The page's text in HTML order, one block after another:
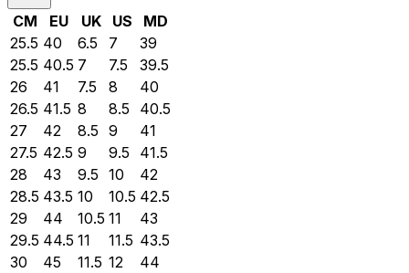
CM EU UK US
MD
25.5 40 6.5 7
39
25.5 40.5 7 7.5
39.5
26
41 7.5 8
40
26.5 41.5 8 8.5
40.5
27
42 8.5 9
41
27.5 42.5 9 9.5
41.5
28
43 9.5 10
42
28.5 43.5 10 10.5 42.5
29
44 10.5 11
43
29.5 44.5 11 11.5 43.5
30
45 11.5 12
44